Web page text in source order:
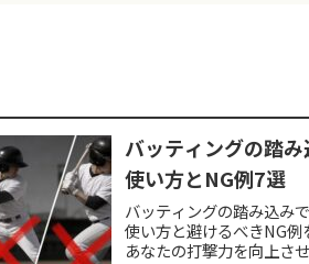
バッティングの踏
使い方とNG例7選
バッティングの踏み込み
使い方と避けるべきNG例
あなたの打撃力を向上させ